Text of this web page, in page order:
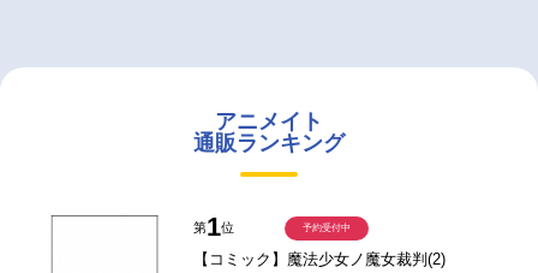
アニメイト
通販ランキング
第1位
【コミック】魔法少女ノ魔女裁判(2)
予約受付中